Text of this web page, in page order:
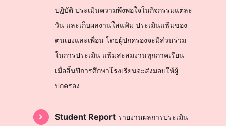
ปฏิบัติ ประเมินความพึงพอใจในกิจกรรมแต่ละ
วัน และเก็บผลงานใส่แฟ้ม ประเมินแฟ้มของ
ตนเองและเพื่อน โดยผู้ปกครองจะมีส่วนร่วม
ในการประเมิน แฟ้มสะสมงานทุกภาคเรียน
เมื่อสิ้นปีการศึกษาโรงเรียนจะส่งมอบให้ผู้
ปกครอง
Student Report รายงานผลการประเมิน